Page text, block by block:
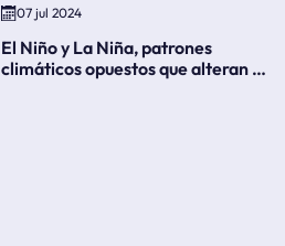
07 jul 2024
El Niño y La Niña, patrones
climáticos opuestos que alteran la